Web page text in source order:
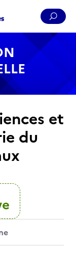
Pied de page
et
du